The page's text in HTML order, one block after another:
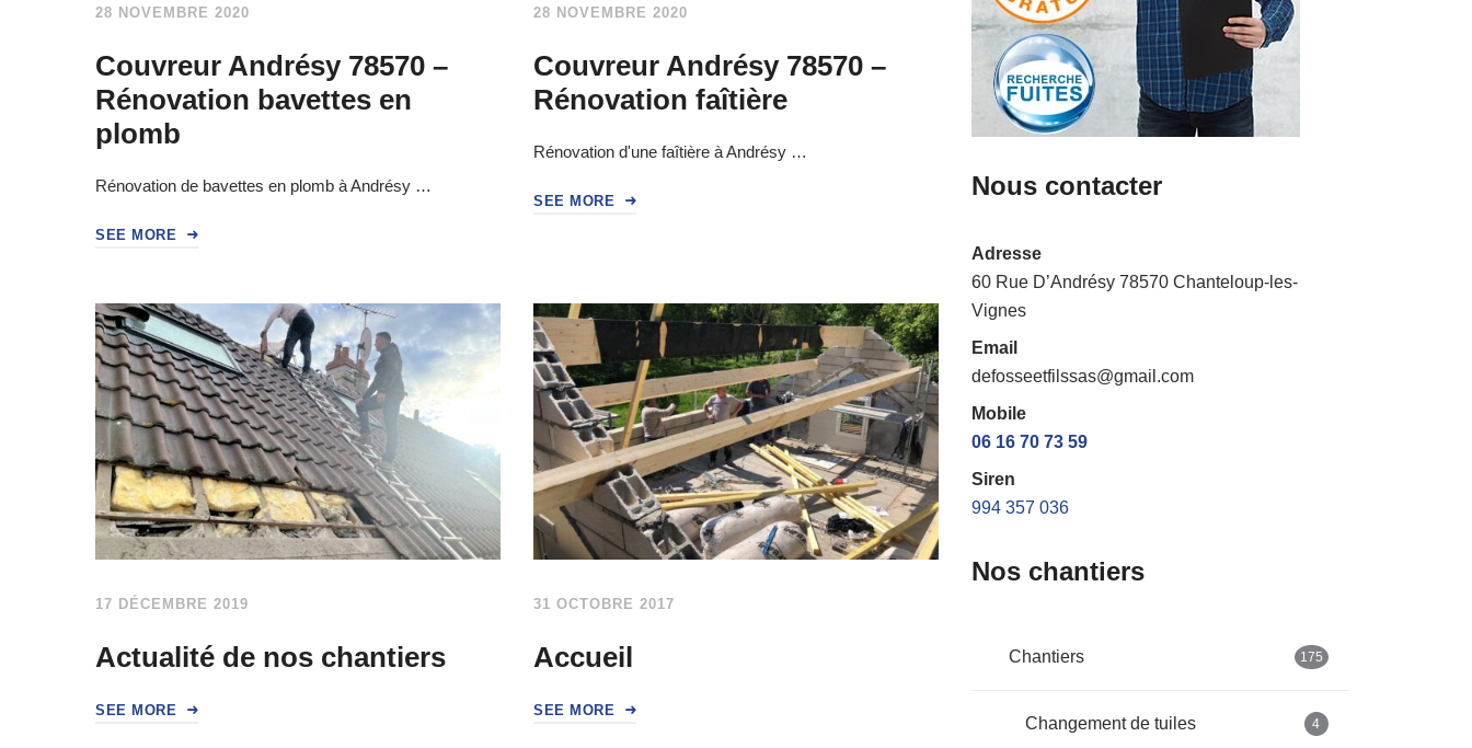
28 NOVEMBRE 2020
Couvreur Andrésy 78570 –
Rénovation bavettes en
plomb
Rénovation de bavettes en plomb à Andrésy …
SEE MORE
28 NOVEMBRE 2020
Couvreur Andrésy 78570 –
Rénovation faîtière
Rénovation d'une faîtière à Andrésy …
SEE MORE
17 DÉCEMBRE 2019
Actualité de nos chantiers
SEE MORE
31 OCTOBRE 2017
Accueil
SEE MORE
Nous contacter
Adresse
60 Rue D’Andrésy 78570 Chanteloup-les-
Vignes
Email
defosseetfilssas@gmail.com
Mobile
06 16 70 73 59
Siren
994 357 036
Nos chantiers
Chantiers 175
Changement de tuiles 4